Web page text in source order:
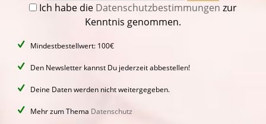
Ich habe die Datenschutzbestimmungen zur
Kenntnis genommen.
Mindestbestellwert: 100€
Den Newsletter kannst Du jederzeit abbestellen!
Deine Daten werden nicht weitergegeben.
Mehr zum Thema Datenschutz